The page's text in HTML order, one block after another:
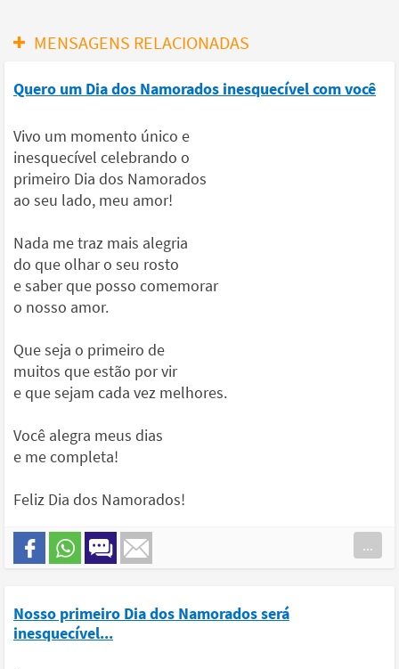
MENSAGENS RELACIONADAS
Quero um Dia dos Namorados inesquecível com você
Vivo um momento único e
inesquecível celebrando o
primeiro Dia dos Namorados
ao seu lado, meu amor!
Nada me traz mais alegria
do que olhar o seu rosto
e saber que posso comemorar
o nosso amor.
Que seja o primeiro de
muitos que estão por vir
e que sejam cada vez melhores.
Você alegra meus dias
e me completa!
Feliz Dia dos Namorados!
...
Nosso primeiro Dia dos Namorados será
inesquecível...